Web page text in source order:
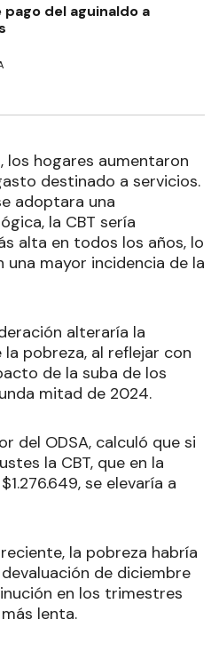
del aguinaldo a
los hogares aumentaron
destinado a servicios.
adoptara una
la CBT sería
alta en todos los años, lo
mayor incidencia de la
alteraría la
pobreza, al reflejar con
de la suba de los
mitad de 2024.
del ODSA, calculó que si
la CBT, que en la
se elevaría a
la pobreza habría
de diciembre
en los trimestres
lenta.